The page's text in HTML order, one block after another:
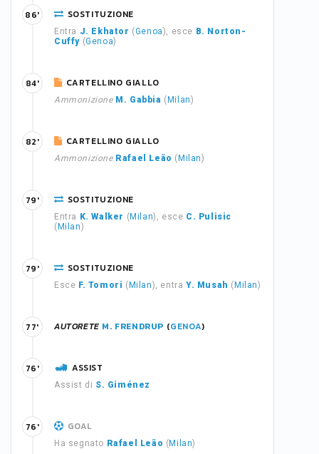
SOSTITUZIONE
Entra J. Ekhator (Genoa), esce B. Norton-
Cuffy (Genoa)
86'
CARTELLINO GIALLO
Ammonizione M. Gabbia ( Milan)
84'
CARTELLINO GIALLO
Ammonizione Rafael Leão ( Milan)
82'
SOSTITUZIONE
Entra K. Walker ( Milan), esce C. Pulisic
( Milan)
79'
SOSTITUZIONE
Esce F. Tomori ( Milan), entraY. Musah ( Milan)
79'
AUTORETE M. FRENDRUP (GENOA)
77'
ASSIST
Assist di S. Giménez
76'
GOAL
Ha segnato Rafael Leão ( Milan)
76'